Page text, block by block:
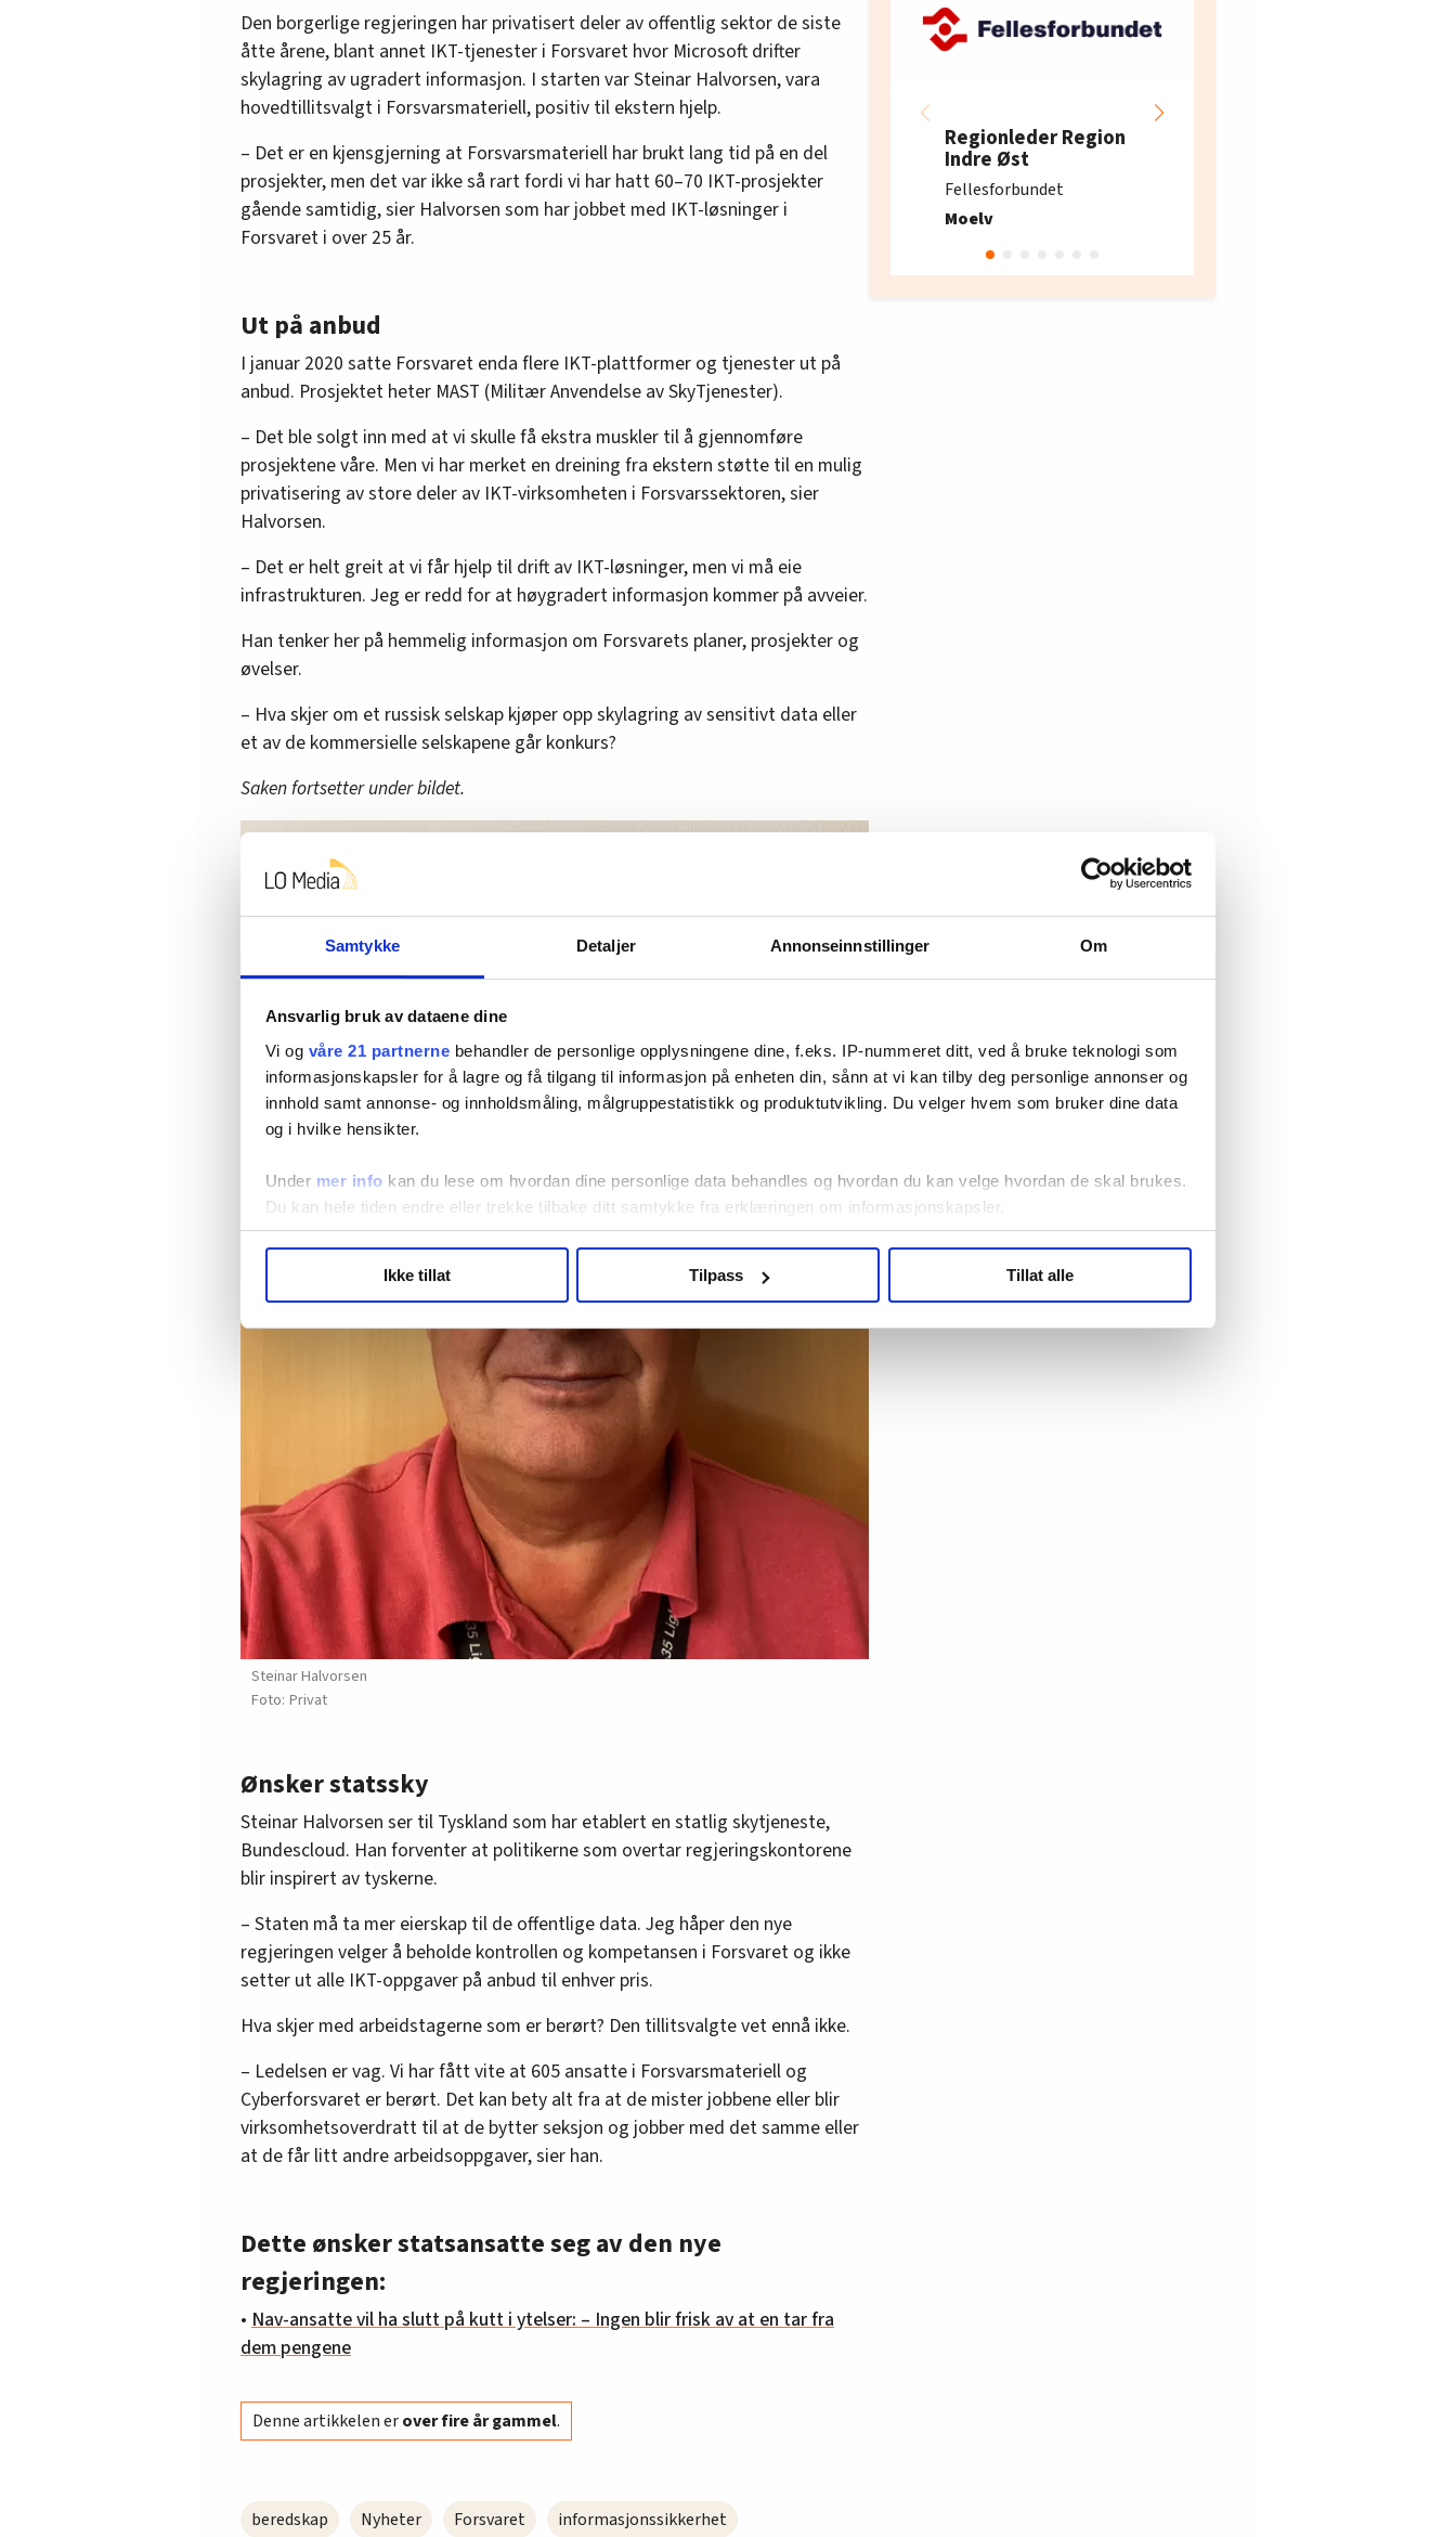
Samtykke Detaljer Annonseinnstillinger Om
Ansvarlig bruk av dataene dine
Vi og våre 21 partnerne behandler de personlige opplysningene dine, f.eks. IP-nummeret ditt, ved å bruke teknologi som
informasjonskapsler for å lagre og få tilgang til informasjon på enheten din, sånn at vi kan tilby deg personlige annonser og
innhold samt annonse- og innholdsmåling, målgruppestatistikk og produktutvikling. Du velger hvem som bruker dine data
og i hvilke hensikter.
Under mer info kan du lese om hvordan dine personlige data behandles og hvordan du kan velge hvordan de skal brukes.
Du kan hele tiden endre eller trekke tilbake ditt samtykke fra erklæringen om informasjonskapsler.
hvordan våre nettsider blir brukt slik at vi tilby relevant innhold, tilpassede annonser og utarbeide statistikk.
annonsering. Disse er angitt i oversikten lengre ned på denne siden.
Ikke tillat Tilpass Tillat alle
Den borgerlige regjeringen har privatisert deler av offentlig sektor de siste
åtte årene, blant annet IKT-tjenester i Forsvaret hvor Microsoft drifter
skylagring av ugradert informasjon. I starten var Steinar Halvorsen, vara
hovedtillitsvalgt i Forsvarsmateriell, positiv til ekstern hjelp.
– Det er en kjensgjerning at Forsvarsmateriell har brukt lang tid på en del
prosjekter, men det var ikke så rart fordi vi har hatt 60–70 IKT-prosjekter
gående samtidig, sier Halvorsen som har jobbet med IKT-løsninger i
Forsvaret i over 25 år.
Ut på anbud
I januar 2020 satte Forsvaret enda flere IKT-plattformer og tjenester ut på
anbud. Prosjektet heter MAST (Militær Anvendelse av SkyTjenester).
– Det ble solgt inn med at vi skulle få ekstra muskler til å gjennomføre
prosjektene våre. Men vi har merket en dreining fra ekstern støtte til en mulig
privatisering av store deler av IKT-virksomheten i Forsvarssektoren, sier
Halvorsen.
– Det er helt greit at vi får hjelp til drift av IKT-løsninger, men vi må eie
infrastrukturen. Jeg er redd for at høygradert informasjon kommer på avveier.
Han tenker her på hemmelig informasjon om Forsvarets planer, prosjekter og
øvelser.
– Hva skjer om et russisk selskap kjøper opp skylagring av sensitivt data eller
et av de kommersielle selskapene går konkurs?
Saken fortsetter under bildet.
Steinar Halvorsen
Privat
Ønsker statssky
Steinar Halvorsen ser til Tyskland som har etablert en statlig skytjeneste,
Bundescloud. Han forventer at politikerne som overtar regjeringskontorene
blir inspirert av tyskerne.
– Staten må ta mer eierskap til de offentlige data. Jeg håper den nye
regjeringen velger å beholde kontrollen og kompetansen i Forsvaret og ikke
setter ut alle IKT-oppgaver på anbud til enhver pris.
Hva skjer med arbeidstagerne som er berørt? Den tillitsvalgte vet ennå ikke.
– Ledelsen er vag. Vi har fått vite at 605 ansatte i Forsvarsmateriell og
Cyberforsvaret er berørt. Det kan bety alt fra at de mister jobbene eller blir
virksomhetsoverdratt til at de bytter seksjon og jobber med det samme eller
at de får litt andre arbeidsoppgaver, sier han.
Dette ønsker statsansatte seg av den nye
regjeringen:
• Nav-ansatte vil ha slutt på kutt i ytelser: – Ingen blir frisk av at en tar fra
dem pengene
Denne artikkelen erover fire år gammel.
beredskap Nyheter Forsvaret informasjonssikkerhet
Regionleder Region
Indre Øst
Fellesforbundet
Moelv